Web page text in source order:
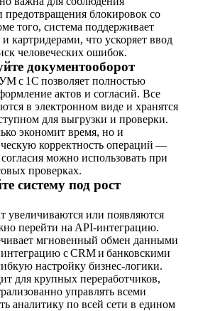
предотвращения блокировок со
того, система поддерживает
картридерами, что ускоряет ввод
человеческих ошибок.
документооборот
с 1С позволяет полностью
актов и согласий. Все
в электронном виде и хранятся
для выгрузки и проверки.
экономит время, но и
корректность операций —
можно использовать при
проверках.
систему под рост
увеличиваются или появляются
перейти на API‑интеграцию.
мгновенный обмен данными
с CRM и банковскими
настройку бизнес‑логики.
для крупных переработчиков,
управлять всеми
аналитику по всей сети в едином